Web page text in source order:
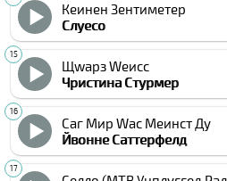
Кеинен Зентиметер
Cлуесо
Щwарз Wеисс
Чристина Стурмер
Саг Мир Wас Меинст Ду
Йвонне Cаттерфелд